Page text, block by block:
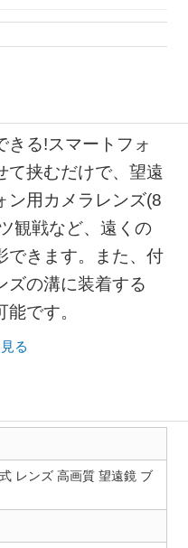
きる!スマートフォ
て挟むだけで、望遠
ン用カメラレンズ(8
観戦など、遠くの
できます。また、付
ズの溝に装着する
です。
る
レンズ 高画質 望遠鏡 ブ